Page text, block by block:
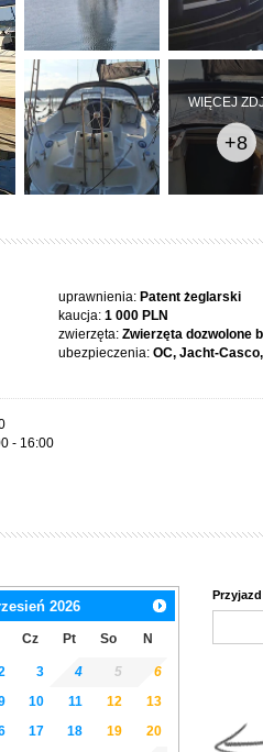
WIĘCEJ
+8
uprawnienia: Patent żeglarski
kaucja: 1 000 PLN
zwierzęta: Zwierzęta dozwolone
ubezpieczenia: OC, Jacht-
- 16:00
2026
Cz Pt So N
3 4 5
6
10 11 12
13
17 18 19
20
Przyjazd